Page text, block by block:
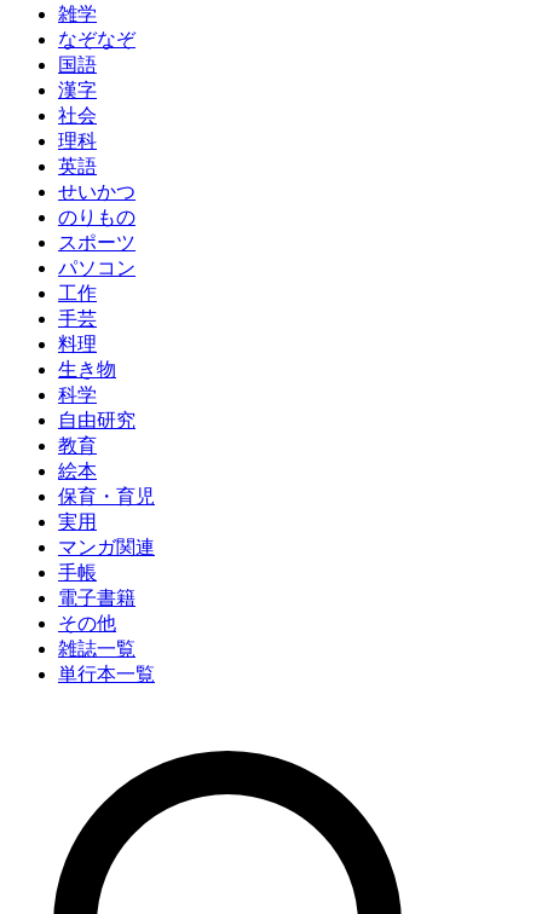
雑学
なぞなぞ
国語
漢字
社会
理科
英語
せいかつ
のりもの
スポーツ
パソコン
工作
手芸
料理
生き物
科学
自由研究
教育
絵本
保育・育児
実用
マンガ関連
手帳
電子書籍
その他
雑誌一覧
単行本一覧